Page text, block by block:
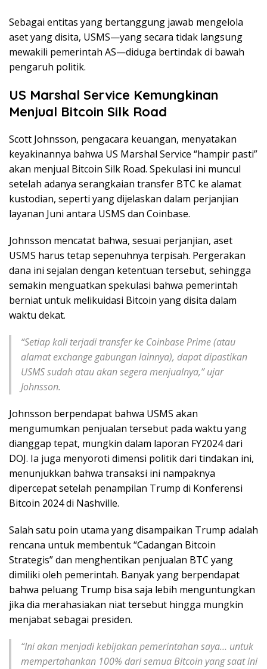
Sebagai entitas yang bertanggung jawab mengelola
aset yang disita, USMS—yang secara tidak langsung
mewakili pemerintah AS—diduga bertindak di bawah
pengaruh politik.
US Marshal Service Kemungkinan
Menjual Bitcoin Silk Road
Scott Johnsson, pengacara keuangan, menyatakan
keyakinannya bahwa US Marshal Service “hampir pasti”
akan menjual Bitcoin Silk Road. Spekulasi ini muncul
setelah adanya serangkaian transfer BTC ke alamat
kustodian, seperti yang dijelaskan dalam perjanjian
layanan Juni antara USMS dan Coinbase.
Johnsson mencatat bahwa, sesuai perjanjian, aset
USMS harus tetap sepenuhnya terpisah. Pergerakan
dana ini sejalan dengan ketentuan tersebut, sehingga
semakin menguatkan spekulasi bahwa pemerintah
berniat untuk melikuidasi Bitcoin yang disita dalam
waktu dekat.
“Setiap kali terjadi transfer ke Coinbase Prime (atau
alamat exchange gabungan lainnya), dapat dipastikan
USMS sudah atau akan segera menjualnya,” ujar
Johnsson.
Johnsson berpendapat bahwa USMS akan
mengumumkan penjualan tersebut pada waktu yang
dianggap tepat, mungkin dalam laporan FY2024 dari
DOJ. Ia juga menyoroti dimensi politik dari tindakan ini,
menunjukkan bahwa transaksi ini nampaknya
dipercepat setelah penampilan Trump di Konferensi
Bitcoin 2024 di Nashville.
Salah satu poin utama yang disampaikan Trump adalah
rencana untuk membentuk “Cadangan Bitcoin
Strategis” dan menghentikan penjualan BTC yang
dimiliki oleh pemerintah. Banyak yang berpendapat
bahwa peluang Trump bisa saja lebih menguntungkan
jika dia merahasiakan niat tersebut hingga mungkin
menjabat sebagai presiden.
“Ini akan menjadi kebijakan pemerintahan saya… untuk
mempertahankan 100% dari semua Bitcoin yang saat ini